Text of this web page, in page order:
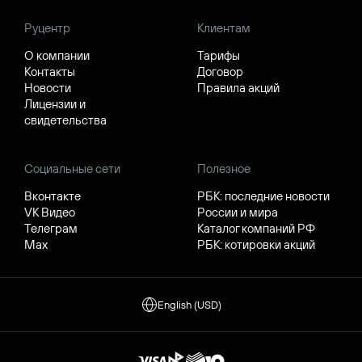
Руцентр
О компании
Контакты
Новости
Лицензии и
свидетельства
Клиентам
Тарифы
Договор
Правила акций
Социальные сети
Вконтакте
VK Видео
Телеграм
Max
Полезное
РБК: последние новости
России и мира
Каталог компаний РФ
РБК: котировки акций
English (USD)